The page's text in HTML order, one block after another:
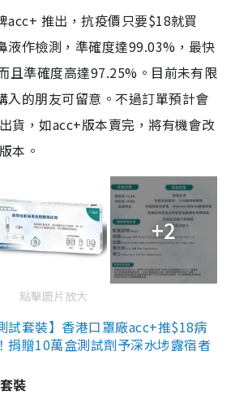
acc+ 推出，抗疫價只要$18就買
液作檢測，準確度達99.03%，最快
且準確度高達97.25%。目前未有限
入的朋友可留意。不過訂單預計會
貨，如acc+版本賣完，將有機會改
本。
+2
點擊圖片放大
試套裝】香港口罩廠acc+推$18病
捐贈10萬盒測試劑予深水埗露宿者
裝